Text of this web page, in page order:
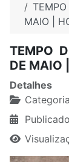
MAIO |
TEMPO
DE MAIO
Detalhes